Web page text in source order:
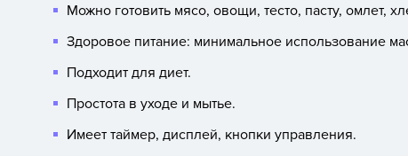
Можно готовить мясо, овощи, тесто, пасту, омлет,
Здоровое питание: минимальное использование
Подходит для диет.
Простота в уходе и мытье.
Имеет таймер, дисплей, кнопки управления.